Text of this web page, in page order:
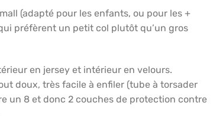
(adapté pour les enfants, ou pour les +
préfèrent un petit col plutôt qu’un gros
en jersey et intérieur en velours.
doux, très facile à enfiler (tube à torsader
un 8 et donc 2 couches de protection contre